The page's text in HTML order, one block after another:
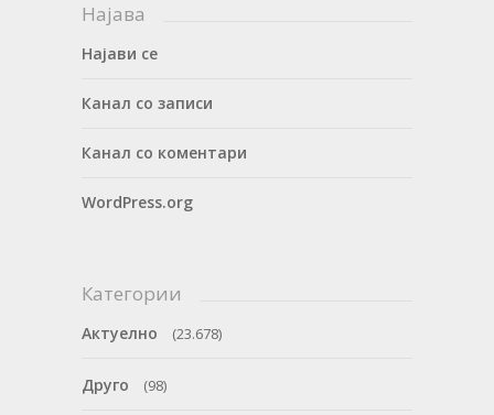
Најава
Најави се
Канал со записи
Канал со коментари
WordPress.org
Категории
Актуелно (23.678)
Друго (98)